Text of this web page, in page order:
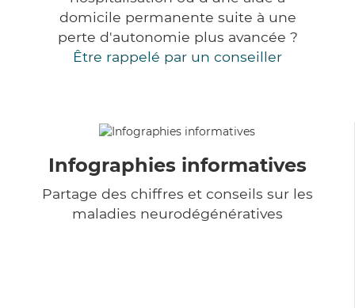
domicile permanente suite à une
perte d'autonomie plus avancée ?
Être rappelé par un conseiller
Infographies informatives
Partage des chiffres et conseils sur les
maladies neurodégénératives